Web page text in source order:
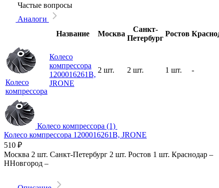
Частые вопросы
Аналоги
Название
Москва
Санкт-
Петербург
Ростов
Колесо
компрессора
Колесо
компрессора
1200016261B,
JRONE
2 шт. 2 шт. 1 шт. -
Колесо компрессора (1)
Колесо компрессора 1200016261B, JRONE
510 ₽
Москва 2 шт. Санкт-Петербург 2 шт. Ростов 1 шт. Краснодар –
ННовгород –